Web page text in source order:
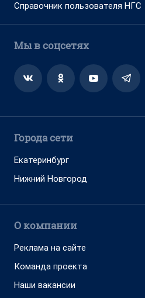
Справочник пользователя НГС
Мы в соцсетях
Города сети
Екатеринбург
Нижний Новгород
О компании
Реклама на сайте
Команда проекта
Наши вакансии